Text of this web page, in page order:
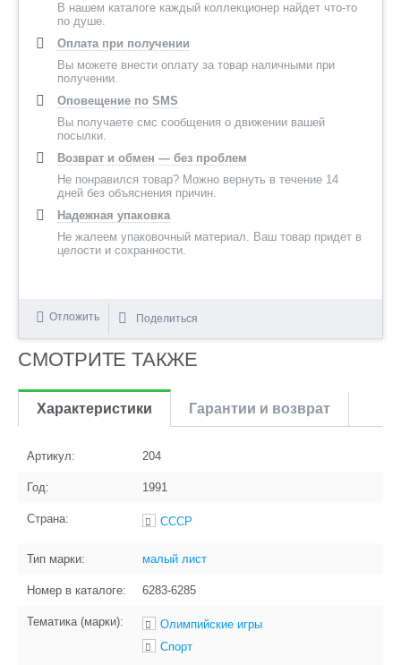
В нашем каталоге каждый коллекционер найдет что-то
по душе.
Оплата при получении
Вы можете внести оплату за товар наличными при
получении.
Оповещение по SMS
Вы получаете смс сообщения о движении вашей
посылки.
Возврат и обмен — без проблем
Не понравился товар? Можно вернуть в течение 14
дней без объяснения причин.
Надежная упаковка
Не жалеем упаковочный материал. Ваш товар придет в
целости и сохранности.
Отложить Поделиться
СМОТРИТЕ ТАКЖЕ
Характеристики Гарантии и возврат
Артикул: 204
Год: 1991
Страна: СССР
Тип марки: малый лист
Номер в каталоге: 6283-6285
Тематика (марки):
Олимпийские игры
Спорт